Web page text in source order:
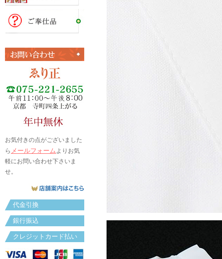
お気付きの点がございました
ら メールフォームよりお気
軽にお問い合わせ下さいま
せ。
代金引換
銀行振込
クレジットカード払い